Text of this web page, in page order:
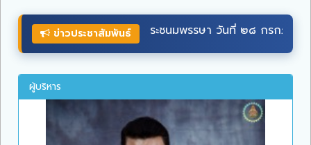
ข่าวประชาสัมพันธ์
รษา วันที่ ๒๘ กรกฎาคม ๒๕๖๙ ผ่านระบบออนไลน์ ที่เว็บไซต์หน่ว
ผู้บริหาร